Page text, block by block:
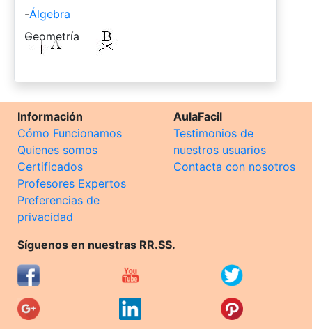
-Álgebra
-
Geometría
Información
Cómo Funcionamos
Quienes somos
Certificados
Profesores Expertos
Preferencias de
privacidad
AulaFacil
Testimonios de
nuestros usuarios
Contacta con nosotros
Síguenos en nuestras RR.SS.